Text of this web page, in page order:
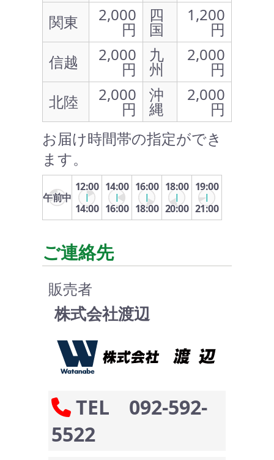
関東
2,000
円
四
国
1,200
円
信越
2,000
円
九
州
2,000
円
北陸
2,000
円
沖
縄
2,000
円
お届け時間帯の指定ができ
ます。
午前中
12:00
14:00
14:00
16:00
16:00
18:00
18:00
20:00
19:00
21:00
ご連絡先
販売者
株式会社渡辺
TEL 092-592-
5522